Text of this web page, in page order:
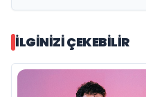
İLGINIZI ÇEKEBILIR